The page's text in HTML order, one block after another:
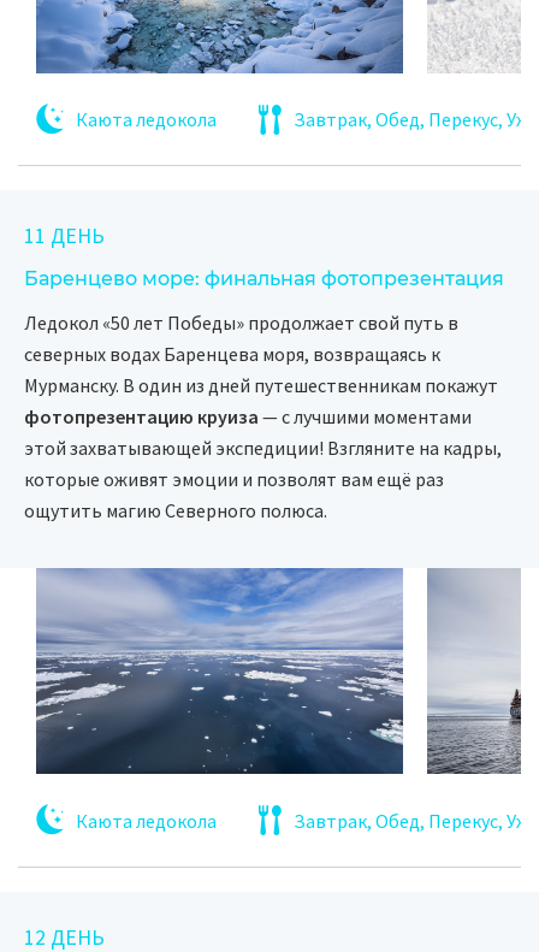
Каюта ледокола Завтрак, Обед, Перекус,
11 ДЕНЬ
Баренцево море: финальная фотопрезентация
Ледокол «50 лет Победы» продолжает свой путь в
северных водах Баренцева моря, возвращаясь к
Мурманску. В один из дней путешественникам покажут
фотопрезентацию круиза — с лучшими моментами
этой захватывающей экспедиции! Взгляните на кадры,
которые оживят эмоции и позволят вам ещё раз
ощутить магию Северного полюса.
Каюта ледокола Завтрак, Обед, Перекус,
12 ДЕНЬ